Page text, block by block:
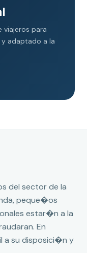
viajeros para
adaptado a la
del sector de la
peque�os
estar�n a la
En
a su disposici�n y